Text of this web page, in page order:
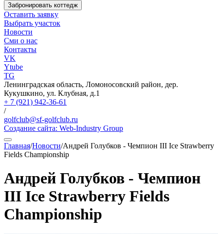
Забронировать коттедж
Оставить заявку
Выбрать участок
Новости
Сми о нас
Контакты
VK
Ytube
TG
Ленинградская область, Ломоносовский район, дер.
Кукушкино, ул. Клубная, д.1
+ 7 (921) 942-36-61
/
golfclub@sf-golfclub.ru
Создание сайта: Web-Industry Group
Главная/Новости/Андрей Голубков - Чемпион III Ice Strawberry
Fields Championship
Андрей Голубков - Чемпион
III Ice Strawberry Fields
Championship